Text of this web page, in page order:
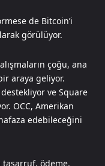
de Bitcoin’i
görülüyor.
çoğu, ana
araya geliyor.
ve Square
OCC, Amerikan
edebileceğini
ödeme,